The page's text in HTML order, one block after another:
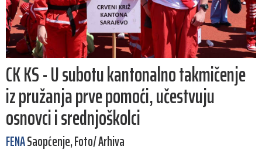
CK KS - U subotu kantonalno takmičenje
iz pružanja prve pomoći, učestvuju
osnovci i srednjoškolci
FENASaopćenje, Foto/ Arhiva